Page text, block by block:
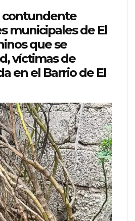
municipales de El
que se
víctimas de
en el Barrio de El